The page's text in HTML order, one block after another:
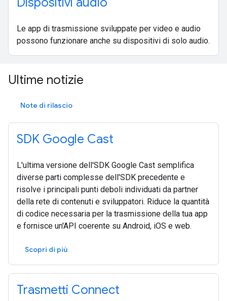
Le app di trasmissione sviluppate per video e audio
possono funzionare anche su dispositivi di solo audio.
Ultime notizie
Note di rilascio
SDK Google Cast
L'ultima versione dell'SDK Google Cast semplifica
diverse parti complesse dell'SDK precedente e
risolve i principali punti deboli individuati da partner
della rete di contenuti e sviluppatori. Riduce la quantità
di codice necessaria per la trasmissione della tua app
e fornisce un'API coerente su Android, iOS e web.
Scopri di più
Trasmetti Connect